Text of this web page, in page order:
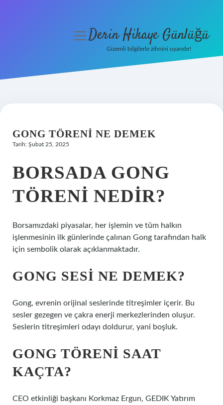
Hakkımızda
menüyüDerin Hikaye Günlüğü
Gizemli bilgilerle zihnini uyandır!
GONG TÖRENI NE DEMEK
Tarih: Şubat 25, 2025
BORSADA GONG
TÖRENI NEDIR?
Borsamızdaki piyasalar, her işlemin ve tüm halkın
işlenmesinin ilk günlerinde çalınan Gong tarafından halk
için sembolik olarak açıklanmaktadır.
GONG SESI NE DEMEK?
Gong, evrenin orijinal seslerinde titreşimler içerir. Bu
sesler gezegen ve çakra enerji merkezlerinden oluşur.
Seslerin titreşimleri odayı doldurur, yani boşluk.
GONG TÖRENI SAAT
KAÇTA?
CEO etkinliği başkanı Korkmaz Ergun, GEDIK Yatırım